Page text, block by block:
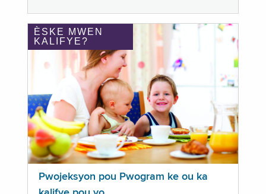
ÈSKE MWEN
KALIFYE?
Pwojeksyon pou Pwogram ke ou ka